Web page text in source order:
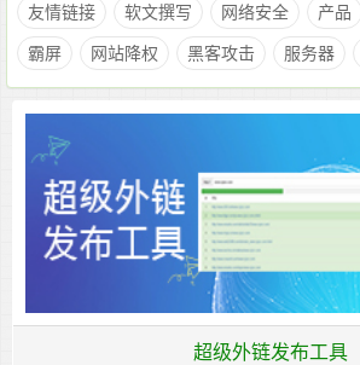
友情链接
软文撰写 网络安全 产品
霸屏
网站降权 黑客攻击 服务器
超级外链发布工具